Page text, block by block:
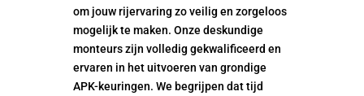
om jouw rijervaring zo veilig en zorgeloos
mogelijk te maken. Onze deskundige
monteurs zijn volledig gekwalificeerd en
ervaren in het uitvoeren van grondige
APK-keuringen. We begrijpen dat tijd